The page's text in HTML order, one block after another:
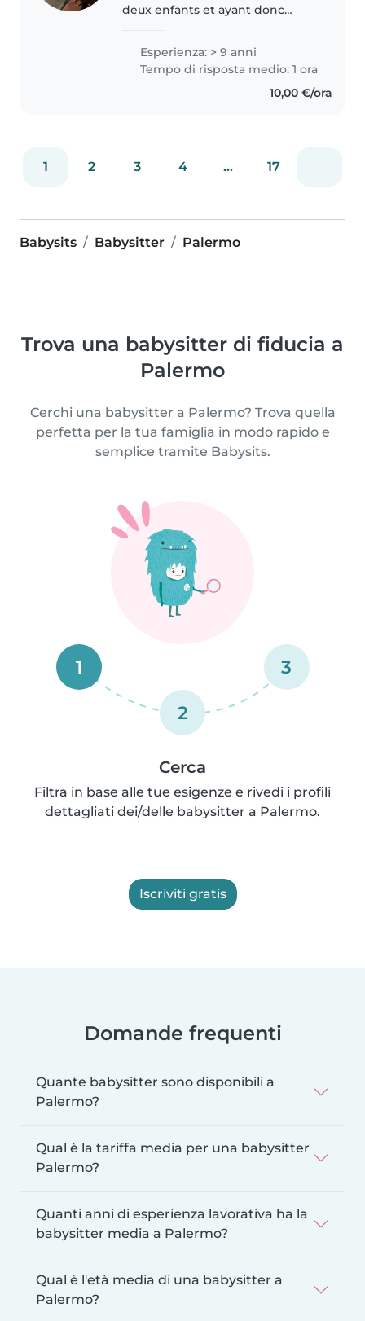
deux enfants et ayant donc
maternelle, je souhaite mettre
mes compétences au service des
familles en tant que baby-sitter...
Esperienza: > 9 anni
Tempo di risposta medio: 1 ora
10,00 €/ora
1 2 3 4 ... 17
Babysits Babysitter Palermo
Trova una babysitter di fiducia a
Palermo
Cerchi una babysitter a Palermo? Trova quella
perfetta per la tua famiglia in modo rapido e
semplice tramite Babysits.
1
2
3
Cerca
Filtra in base alle tue esigenze e rivedi i profili
dettagliati dei/delle babysitter a Palermo.
Iscriviti gratis
Domande frequenti
Quante babysitter sono disponibili a
Palermo?
Qual è la tariffa media per una babysitter
Palermo?
Quanti anni di esperienza lavorativa ha la
babysitter media a Palermo?
Qual è l'età media di una babysitter a
Palermo?